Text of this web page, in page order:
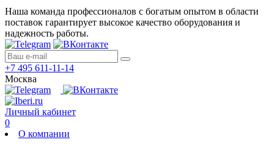
Наша команда профессионалов с богатым опытом в области
поставок гарантирует высокое качество оборудования и
надежность работы.
+7 495 611-11-14
Москва
Личный кабинет
0
О компании